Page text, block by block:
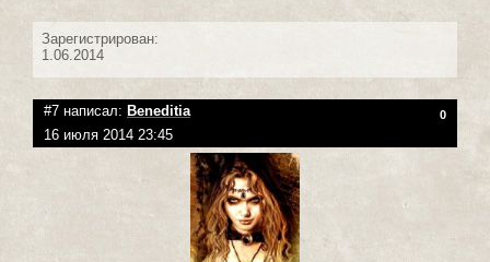
Зарегистрирован:
1.06.2014
#7 написал: Beneditia 0
16 июля 2014 23:45